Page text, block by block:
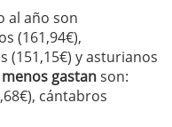
al año son
(161,94€),
(151,15€) y asturianos
gastanson:
cántabros